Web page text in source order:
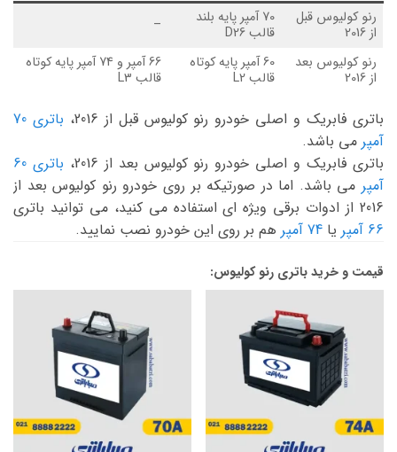
رنو کولیوس قبل
از 2016
70 آمپر پایه بلند
قالب D26
–
رنو کولیوس بعد
از 2016
60 آمپر پایه کوتاه
قالب L2
66 آمپر و 74 آمپر پایه کوتاه
قالب L3
باتری فابریک و اصلی خودرو رنو کولیوس قبل از 2016،
باتری 70
آمپر می باشد.
باتری فابریک و اصلی خودرو رنو کولیوس بعد از 2016،
باتری 60
آمپر می باشد. اما در صورتیکه بر روی خودرو رنو کولیوس بعد از
2016 از ادوات برقی ویژه ای استفاده می کنید، می توانید باتری
66 آمپر
یا 74 آمپر هم بر روی این خودرو نصب نمایید.
قیمت و خرید باتری رنو کولیوس: